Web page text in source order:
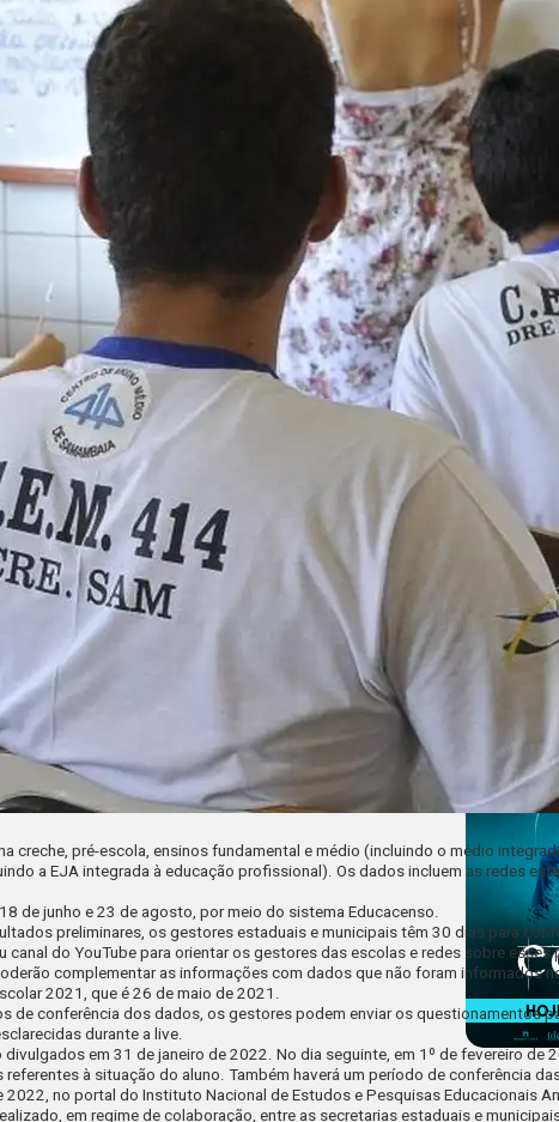
creche, pré-escola, ensinos fundamental e médio (incluindo o médio
a EJA integrada à educação profissional). Os dados incluem as redes
de junho e 23 de agosto, por meio do sistemaEducacenso.
preliminares, os gestores estaduais e municipais têm 30 dias para
canal doYouTubepara orientar os gestores das escolas e redes sobre esses
complementar as informações com dados que não foram informados
2021, que é 26 de maio de 2021.
de conferência dos dados, os gestores podem enviar os questionamentos
durante a live.
em 31 de janeiro de 2022. No dia seguinte, em 1º de fevereiro
à situação do aluno. Também haverá um período de conferência
2022, noportal do Instituto Nacional de Estudos e Pesquisas Educacionais
em regime de colaboração, entre as secretarias estaduais e